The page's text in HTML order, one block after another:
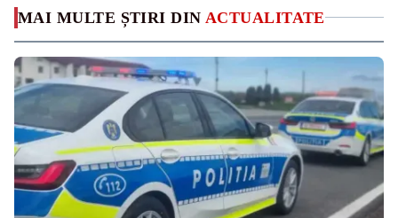
MAI MULTE ȘTIRI DIN ACTUALITATE